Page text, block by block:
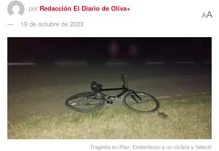
por Redacción El Diario de Oliva+
19 de octubre de 2023
AA
Tragedia en Pilar: Embistieron a un ciclista y falleció